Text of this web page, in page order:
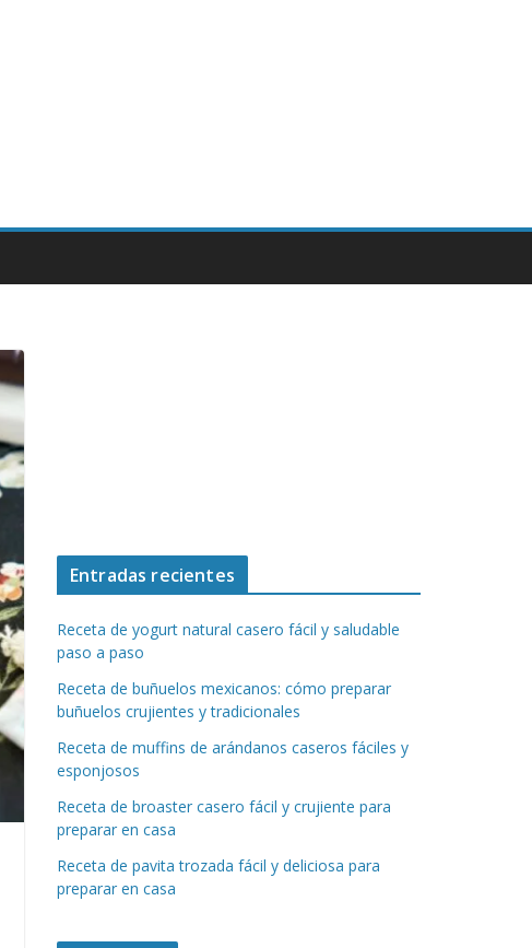
Entradas recientes
Receta de yogurt natural casero fácil y saludable
paso a paso
Receta de buñuelos mexicanos: cómo preparar
buñuelos crujientes y tradicionales
Receta de muffins de arándanos caseros fáciles y
esponjosos
Receta de broaster casero fácil y crujiente para
preparar en casa
Receta de pavita trozada fácil y deliciosa para
preparar en casa